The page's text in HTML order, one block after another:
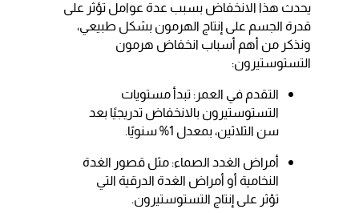
يحدث هذا الانخفاض بسبب عدة عوامل تؤثر على
قدرة الجسم على إنتاج الهرمون بشكل طبيعي،
ونذكر من أهم أسباب انخفاض هرمون
التستوستيرون:
التقدم في العمر: تبدأ مستويات
التستوستيرون بالانخفاض تدريجيًا بعد
سن الثلاثين، بمعدل 1% سنويًا.
أمراض الغدد الصماء: مثل قصور الغدة
النخامية أو أمراض الغدة الدرقية التي
تؤثر على إنتاج التستوستيرون.